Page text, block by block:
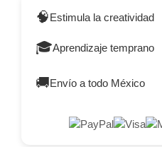
🧠Estimula la creatividad
🎓Aprendizaje temprano
🚚Envío a todo México